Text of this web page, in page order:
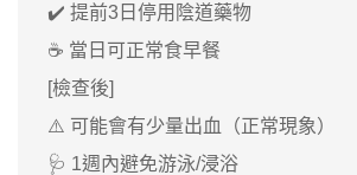
✔️ 提前3日停用陰道藥物
☕ 當日可正常食早餐
[檢查後]
⚠️ 可能會有少量出血（正常現象）
🩺 1週內避免游泳/浸浴